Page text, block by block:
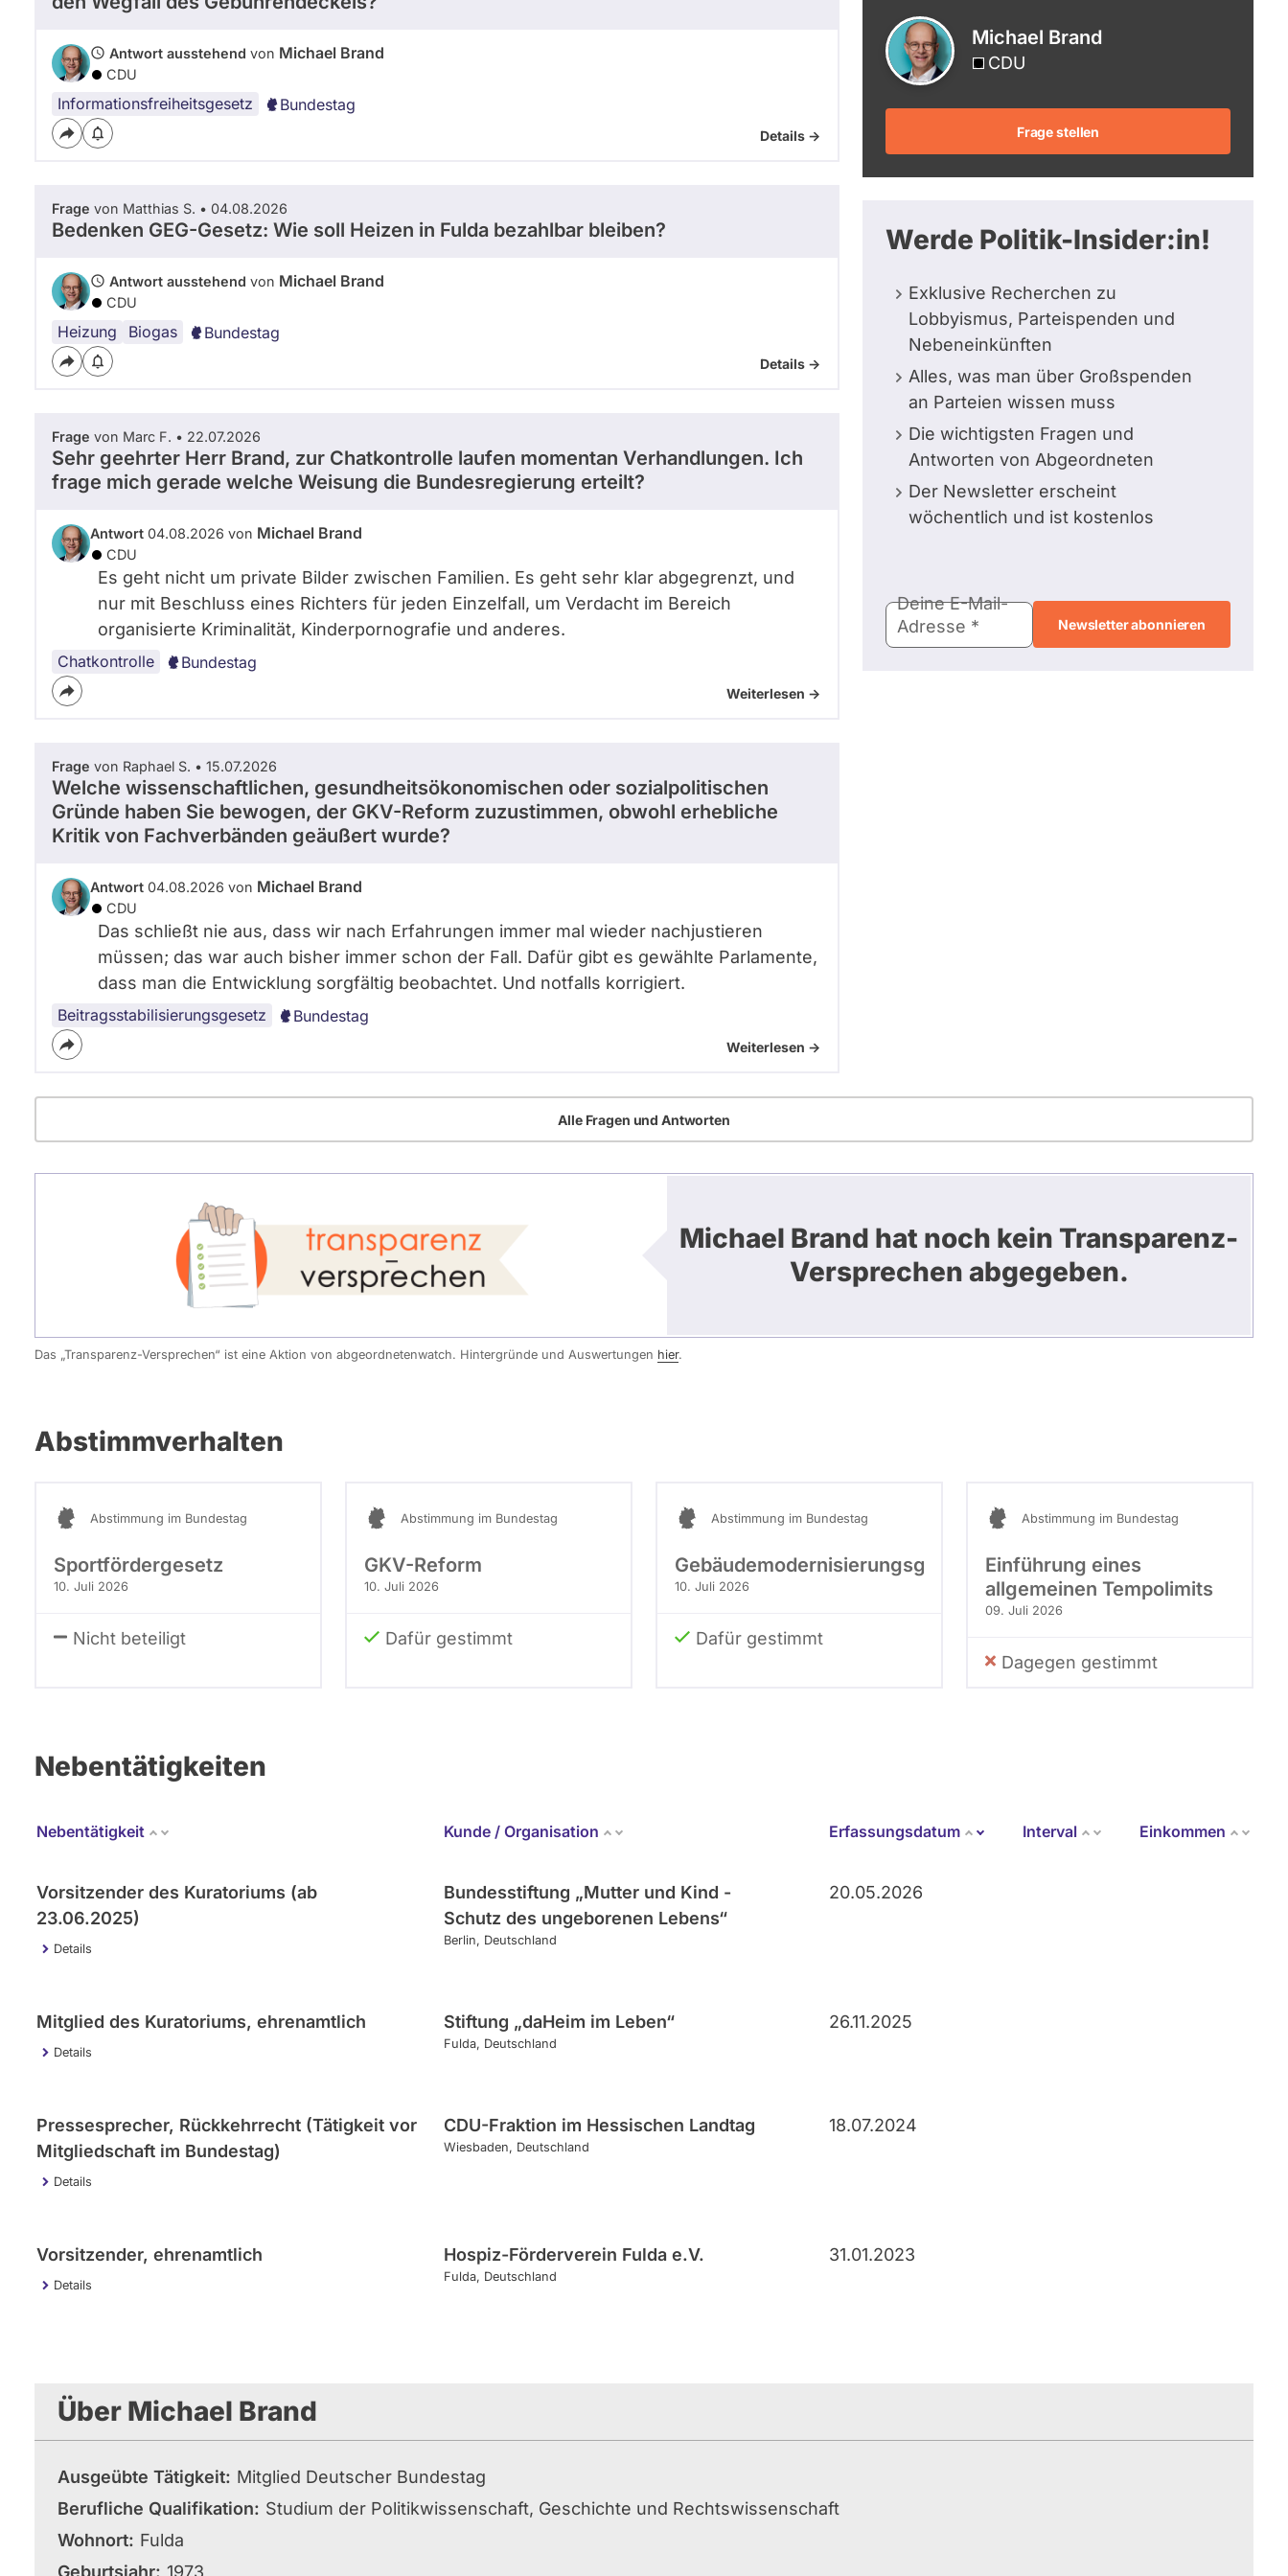
Antwort ausstehend von Michael Brand
CDU
Informationsfreiheitsgesetz Bundestag
Details ->
Frage von Matthias S. • 04.08.2026
Bedenken GEG-Gesetz: Wie soll Heizen in Fulda bezahlbar bleiben?
Antwort ausstehend von Michael Brand
CDU
Heizung Biogas Bundestag
Details ->
Frage von Marc F. • 22.07.2026
Sehr geehrter Herr Brand, zur Chatkontrolle laufen momentan Verhandlungen. Ich
frage mich gerade welche Weisung die Bundesregierung erteilt?
Antwort 04.08.2026 von Michael Brand
CDU
Es geht nicht um private Bilder zwischen Familien. Es geht sehr klar abgegrenzt, und
nur mit Beschluss eines Richters für jeden Einzelfall, um Verdacht im Bereich
organisierte Kriminalität, Kinderpornografie und anderes.
Chatkontrolle Bundestag
Weiterlesen ->
Frage von Raphael S. • 15.07.2026
Welche wissenschaftlichen, gesundheitsökonomischen oder sozialpolitischen
Gründe haben Sie bewogen, der GKV-Reform zuzustimmen, obwohl erhebliche
Kritik von Fachverbänden geäußert wurde?
Antwort 04.08.2026 von Michael Brand
CDU
Das schließt nie aus, dass wir nach Erfahrungen immer mal wieder nachjustieren
müssen; das war auch bisher immer schon der Fall. Dafür gibt es gewählte Parlamente,
dass man die Entwicklung sorgfältig beobachtet. Und notfalls korrigiert.
Beitragsstabilisierungsgesetz Bundestag
Weiterlesen ->
Michael Brand
CDU
Frage stellen
Werde Politik-Insider:in!
Exklusive Recherchen zu
Lobbyismus, Parteispenden und
Nebeneinkünften
Alles, was man über Großspenden
an Parteien wissen muss
Die wichtigsten Fragen und
Antworten von Abgeordneten
Der Newsletter erscheint
wöchentlich und ist kostenlos
Mail-
Adresse
Deine E-Mail-
Adresse
Alle Fragen und Antworten
Michael Brand hat noch kein Transparenz-
Versprechen abgegeben.
Das „Transparenz-Versprechen“ ist eine Aktion von abgeordnetenwatch. Hintergründe und Auswertungen hier.
Abstimmverhalten
Abstimmung im Bundestag
Sportfördergesetz
10. Juli 2026
Nicht beteiligt
Abstimmung im Bundestag
GKV-Reform
10. Juli 2026
Dafür gestimmt
Abstimmung im Bundestag
Gebäudemodernisierungsgesetz
10. Juli 2026
Dafür gestimmt
Abstimmung im Bundestag
Einführung eines
allgemeinen Tempolimits
09. Juli 2026
Dagegen gestimmt
Nebentätigkeiten
Nebentätigkeit Kunde / Organisation Erfassungsdatum
Aufsteigend sortieren
Interval Einkommen
Vorsitzender des Kuratoriums (ab
23.06.2025)
Details
Bundesstiftung „Mutter und Kind -
Schutz des ungeborenen Lebens“
Berlin Deutschland
20.05.2026
Mitglied des Kuratoriums, ehrenamtlich
Details
Stiftung „daHeim im Leben“
Fulda Deutschland
26.11.2025
Pressesprecher, Rückkehrrecht (Tätigkeit vor
Mitgliedschaft im Bundestag)
Details
CDU-Fraktion im Hessischen Landtag
Wiesbaden Deutschland
18.07.2024
Vorsitzender, ehrenamtlich
Details
Hospiz-Förderverein Fulda e.V.
Fulda Deutschland
31.01.2023
Über Michael Brand
Ausgeübte Tätigkeit
Mitglied Deutscher Bundestag
Berufliche Qualifikation
Studium der Politikwissenschaft, Geschichte und Rechtswissenschaft
Wohnort
Fulda
Geburtsjahr 1973